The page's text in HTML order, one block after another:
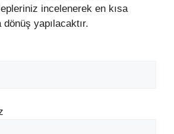
incelenerek en kısa
dönüş yapılacaktır.